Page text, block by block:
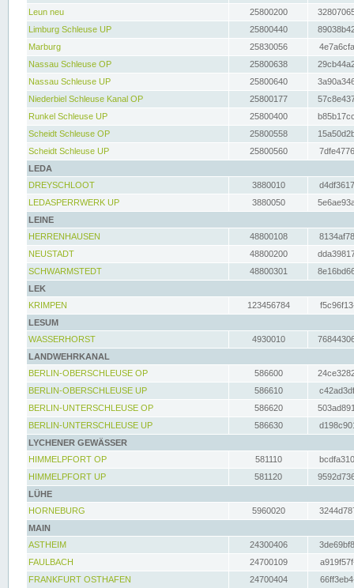
Leun neu
25800200
Limburg Schleuse UP
25800440
Marburg
25830056
Nassau Schleuse OP
25800638
Nassau Schleuse UP
25800640
Niederbiel Schleuse Kanal OP
25800177
Runkel Schleuse UP
25800400
Scheidt Schleuse OP
25800558
Scheidt Schleuse UP
25800560
LEDA
DREYSCHLOOT
3880010
LEDASPERRWERK UP
3880050
LEINE
HERRENHAUSEN
48800108
NEUSTADT
48800200
SCHWARMSTEDT
48800301
LEK
KRIMPEN
123456784
LESUM
WASSERHORST
4930010
LANDWEHRKANAL
BERLIN-OBERSCHLEUSE OP
586600
BERLIN-OBERSCHLEUSE UP
586610
BERLIN-UNTERSCHLEUSE OP
586620
BERLIN-UNTERSCHLEUSE UP
586630
LYCHENER GEWÄSSER
HIMMELPFORT OP
581110
HIMMELPFORT UP
581120
LÜHE
HORNEBURG
5960020
MAIN
ASTHEIM
24300406
FAULBACH
24700109
FRANKFURT OSTHAFEN
24700404